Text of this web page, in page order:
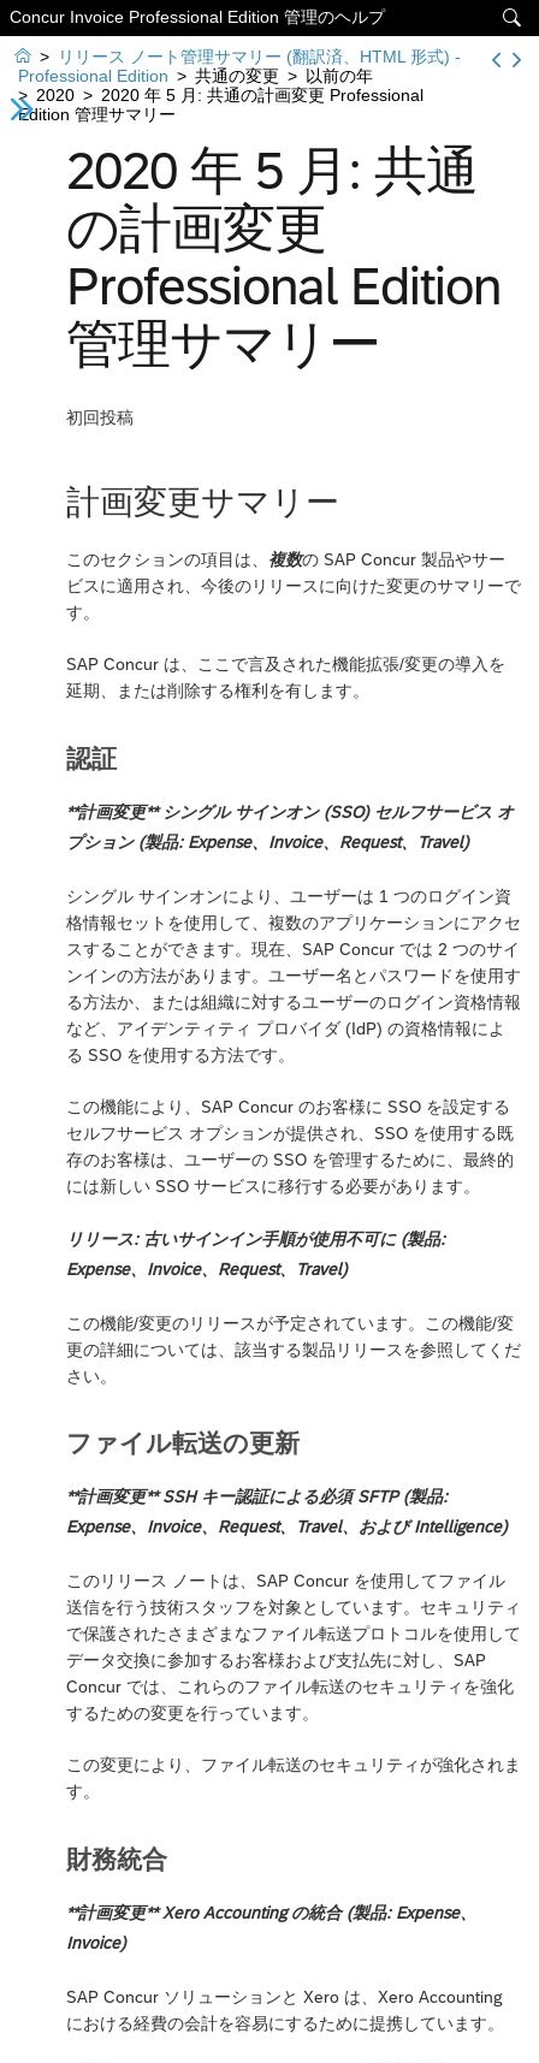

Concur Invoice Professional Edition 管理のヘルプ
 >
リリース ノート管理サマリー (翻訳済、HTML 形式) -
Professional Edition > 共通の変更 > 以前の年
> 2020 > 2020 年 5 月: 共通の計画変更 Professional
Edition 管理サマリー
2020 年 5 月: 共通
の計画変更
Professional Edition
管理サマリー
初回投稿
計画変更サマリー
このセクションの項目は、 複数の SAP Concur 製品やサー
ビスに適用され、今後のリリースに向けた変更のサマリーで
す。
SAP Concur は、ここで言及された機能拡張/変更の導入を
延期、または削除する権利を有します。
認証
**計画変更** シングル サインオン (SSO) セルフサービス オ
プション (製品: Expense、Invoice、Request、Travel)
シングル サインオンにより、ユーザーは 1 つのログイン資
格情報セットを使用して、複数のアプリケーションにアクセ
スすることができます。現在、SAP Concur では 2 つのサイ
ンインの方法があります。ユーザー名とパスワードを使用す
る方法か、または組織に対するユーザーのログイン資格情報
など、アイデンティティ プロバイダ (IdP) の資格情報によ
る SSO を使用する方法です。
この機能により、SAP Concur のお客様に SSO を設定する
セルフサービス オプションが提供され、SSO を使用する既
存のお客様は、ユーザーの SSO を管理するために、最終的
には新しい SSO サービスに移行する必要があります。
リリース: 古いサインイン手順が使用不可に (製品:
Expense、Invoice、Request、Travel)
この機能/変更のリリースが予定されています。この機能/変
更の詳細については、該当する製品リリースを参照してくだ
さい。
ファイル転送の更新
**計画変更** SSH キー認証による必須 SFTP (製品:
Expense、Invoice、Request、Travel、および Intelligence)
このリリース ノートは、SAP Concur を使用してファイル
送信を行う技術スタッフを対象としています。セキュリティ
で保護されたさまざまなファイル転送プロトコルを使用して
データ交換に参加するお客様および支払先に対し、SAP
Concur では、これらのファイル転送のセキュリティを強化
するための変更を行っています。
この変更により、ファイル転送のセキュリティが強化されま
す。
財務統合
**計画変更** Xero Accounting の統合 (製品: Expense、
Invoice)
SAP Concur ソリューションと Xero は、Xero Accounting
における経費の会計を容易にするために提携しています。